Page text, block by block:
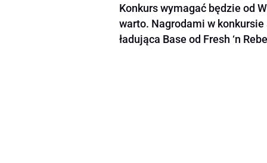
Konkurs wymagać będzie od
warto. Nagrodami w konkursie
ładująca Base od Fresh ‘n